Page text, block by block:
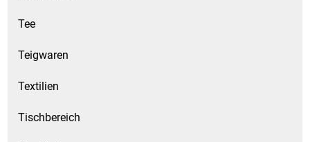
Tee
Teigwaren
Textilien
Tischbereich